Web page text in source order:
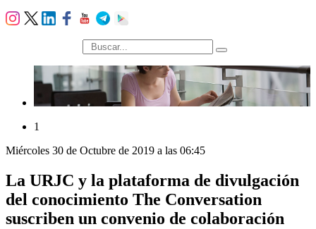
búsqueda
1
Miércoles 30 de Octubre de 2019 a las 06:45
La URJC y la plataforma de divulgación
del conocimiento The Conversation
suscriben un convenio de colaboración